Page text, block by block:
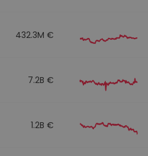
432.3M €
7.2B €
1.2B €